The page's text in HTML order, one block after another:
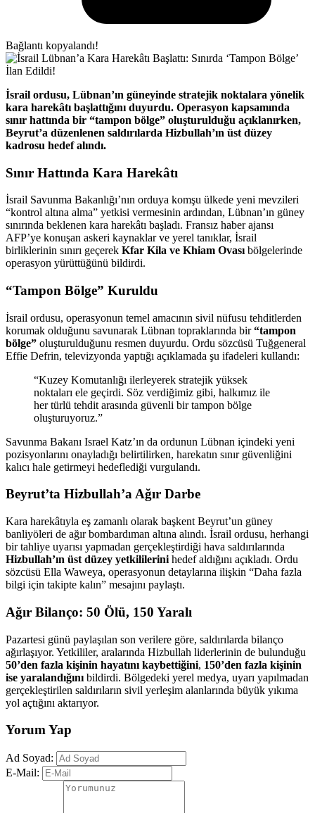
Bağlantı kopyalandı!
İsrail ordusu, Lübnan’ın güneyinde stratejik noktalara yönelik
kara harekâtı başlattığını duyurdu. Operasyon kapsamında
sınır hattında bir “tampon bölge” oluşturulduğu açıklanırken,
Beyrut’a düzenlenen saldırılarda Hizbullah’ın üst düzey
kadrosu hedef alındı.
Sınır Hattında Kara Harekâtı
İsrail Savunma Bakanlığı’nın orduya komşu ülkede yeni mevzileri
“kontrol altına alma” yetkisi vermesinin ardından, Lübnan’ın güney
sınırında beklenen kara harekâtı başladı. Fransız haber ajansı
AFP’ye konuşan askeri kaynaklar ve yerel tanıklar, İsrail
birliklerinin sınırı geçerek Kfar Kila ve Khiam Ovası bölgelerinde
operasyon yürüttüğünü bildirdi.
“Tampon Bölge” Kuruldu
İsrail ordusu, operasyonun temel amacının sivil nüfusu tehditlerden
korumak olduğunu savunarak Lübnan topraklarında bir“tampon
bölge” oluşturulduğunu resmen duyurdu. Ordu sözcüsü Tuğgeneral
Effie Defrin, televizyonda yaptığı açıklamada şu ifadeleri kullandı:
“Kuzey Komutanlığı ilerleyerek stratejik yüksek
noktaları ele geçirdi. Söz verdiğimiz gibi, halkımız ile
her türlü tehdit arasında güvenli bir tampon bölge
oluşturuyoruz.”
Savunma Bakanı Israel Katz’ın da ordunun Lübnan içindeki yeni
pozisyonlarını onayladığı belirtilirken, harekatın sınır güvenliğini
kalıcı hale getirmeyi hedeflediği vurgulandı.
Beyrut’ta Hizbullah’a Ağır Darbe
Kara harekâtıyla eş zamanlı olarak başkent Beyrut’un güney
banliyöleri de ağır bombardıman altına alındı. İsrail ordusu, herhangi
bir tahliye uyarısı yapmadan gerçekleştirdiği hava saldırılarında
Hizbullah’ın üst düzey yetkililerini hedef aldığını açıkladı. Ordu
sözcüsü Ella Waweya, operasyonun detaylarına ilişkin “Daha fazla
bilgi için takipte kalın” mesajını paylaştı.
Ağır Bilanço: 50 Ölü, 150 Yaralı
Pazartesi günü paylaşılan son verilere göre, saldırılarda bilanço
ağırlaşıyor. Yetkililer, aralarında Hizbullah liderlerinin de bulunduğu
50’den fazla kişinin hayatını kaybettiğini, 150’den fazla kişinin
ise yaralandığını bildirdi. Bölgedeki yerel medya, uyarı yapılmadan
gerçekleştirilen saldırıların sivil yerleşim alanlarında büyük yıkıma
yol açtığını aktarıyor.
Yorum Yap
Ad Soyad:
E-Mail: